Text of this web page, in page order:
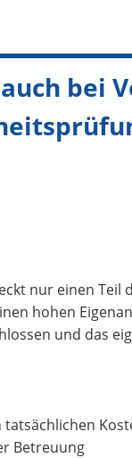
bei
nur einen Teil
hohen
und das
tatsächlichen
Betreuung